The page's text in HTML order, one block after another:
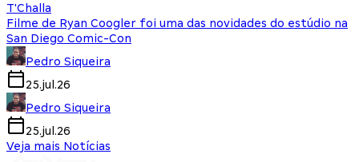
T'Challa
Filme de Ryan Coogler foi uma das novidades do estúdio na
San Diego Comic-Con
Pedro Siqueira
25.jul.26
Pedro Siqueira
25.jul.26
Veja mais Notícias